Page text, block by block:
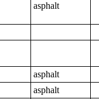
asphalt
asphalt
asphalt